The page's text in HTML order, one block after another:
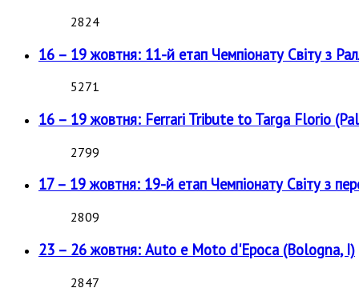
2824
16 – 19 жовтня: 11-й етап Чемпіонату Світу з
5271
16 – 19 жовтня: Ferrari Tribute to Targa Florio
2799
17 – 19 жовтня: 19-й етап Чемпіонату Світу з
2809
23 – 26 жовтня: Auto e Moto d'Epoca (Bologna, I)
2847